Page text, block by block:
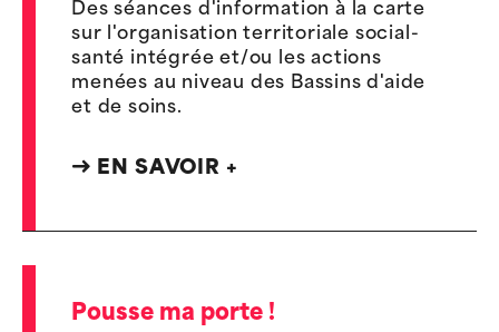
Des séances d'information à la carte
sur l'organisation territoriale social-
santé intégrée et/ou les actions
menées au niveau des Bassins d'aide
et de soins.
EN SAVOIR +
Pousse ma porte !